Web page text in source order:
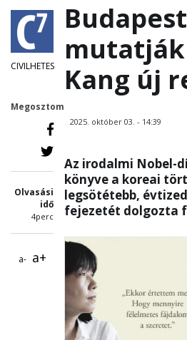
CIVILHETES
Megosztom
Olvasási
idő
4perc
a- a+
mutatják
Kang új
2025. október 03. - 14:39
Az irodalmi Nobel-
könyve a koreai
legsötétebb,
fejezetét dolgozta